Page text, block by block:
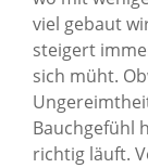
viel gebaut
steigert
sich müht.
Bauchgefühl
richtig läuft.